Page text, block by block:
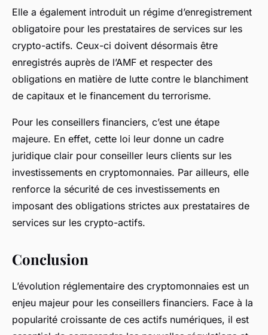
Elle a également introduit un régime d’enregistrement
obligatoire pour les prestataires de services sur les
crypto-actifs. Ceux-ci doivent désormais être
enregistrés auprès de l’AMF et respecter des
obligations en matière de lutte contre le blanchiment
de capitaux et le financement du terrorisme.
Pour les conseillers financiers, c’est une étape
majeure. En effet, cette loi leur donne un cadre
juridique clair pour conseiller leurs clients sur les
investissements en cryptomonnaies. Par ailleurs, elle
renforce la sécurité de ces investissements en
imposant des obligations strictes aux prestataires de
services sur les crypto-actifs.
Conclusion
L’évolution réglementaire des cryptomonnaies est un
enjeu majeur pour les conseillers financiers. Face à la
popularité croissante de ces actifs numériques, il est